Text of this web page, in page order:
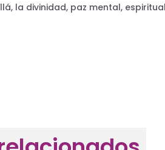
la divinidad, paz mental,